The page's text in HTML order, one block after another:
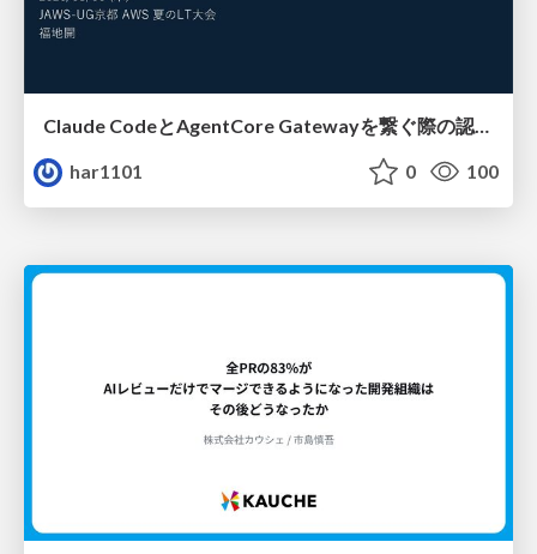
Claude CodeとAgentCore Gatewayを繋ぐ際の認証認可 / Authentication and authorization when connecting Claude Code with AgentCore Gateway
har1101
0 100